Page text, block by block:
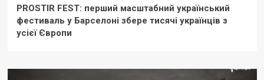
PROSTIR FEST: перший масштабний український
фестиваль у Барселоні збере тисячі українців з
усієї Європи